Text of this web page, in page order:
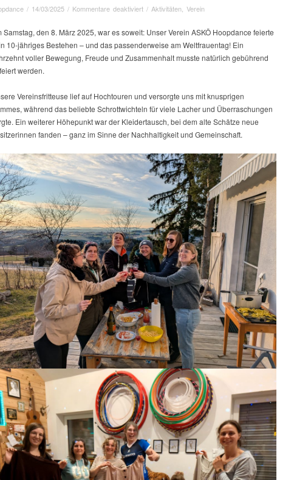
/ 14/03/2025 / Kommentare deaktiviertfür
Jahrzehnt
Hula-
feiern
10
Jahre
ASKÖ
/ Aktivitäten Verein
Samstag, den 8. März 2025, war es soweit: Unser Verein ASKÖ Hoopdance feierte
10-jähriges Bestehen – und das passenderweise am Weltfrauentag! Ein
voller Bewegung, Freude und Zusammenhalt musste natürlich gebührend
werden.
Vereinsfritteuse lief auf Hochtouren und versorgte uns mit knusprigen
während das beliebte Schrottwichteln für viele Lacher und Überraschungen
Ein weiterer Höhepunkt war der Kleidertausch, bei dem alte Schätze neue
fanden – ganz im Sinne der Nachhaltigkeit und Gemeinschaft.